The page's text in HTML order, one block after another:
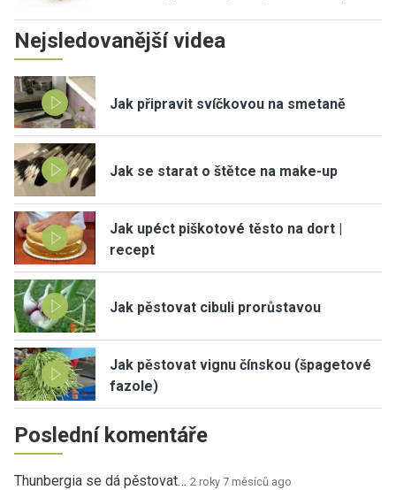
Nejsledovanější videa
Jak připravit svíčkovou na smetaně
Jak se starat o štětce na make-up
Jak upéct piškotové těsto na dort |
recept
Jak pěstovat cibuli prorůstavou
Jak pěstovat vignu čínskou (špagetové
fazole)
Poslední komentáře
Thunbergia se dá pěstovat… 2 roky 7 měsíců ago